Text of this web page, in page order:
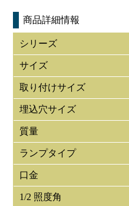
商品詳細情報
シリーズ
サイズ
取り付けサイズ
埋込穴サイズ
質量
ランプタイプ
口金
1/2 照度角